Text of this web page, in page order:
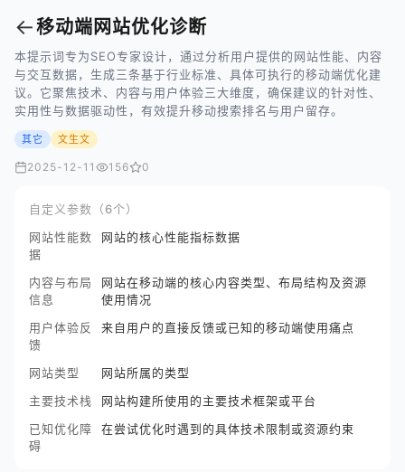
←移动端网站优化诊断
本提示词专为SEO专家设计，通过分析用户提供的网站性能、内容
与交互数据，生成三条基于行业标准、具体可执行的移动端优化建
议。它聚焦技术、内容与用户体验三大维度，确保建议的针对性、
实用性与数据驱动性，有效提升移动搜索排名与用户留存。
其它 文生文
2025-12-11 156 0
自定义参数（6个）
网站性能数
据
网站的核心性能指标数据
内容与布局
信息
网站在移动端的核心内容类型、布局结构及资源
使用情况
用户体验反
馈
来自用户的直接反馈或已知的移动端使用痛点
网站类型
网站所属的类型
主要技术栈
网站构建所使用的主要技术框架或平台
已知优化障
碍
在尝试优化时遇到的具体技术限制或资源约束